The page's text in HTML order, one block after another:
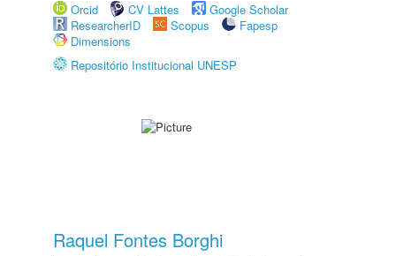
Orcid
CV Lattes
Google Scholar
ResearcherID
Scopus
Fapesp
Dimensions
Repositório Institucional UNESP
Raquel Fontes Borghi